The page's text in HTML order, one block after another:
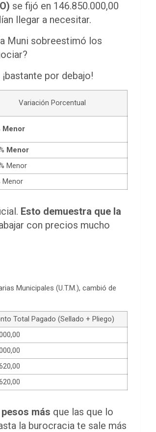
se fijó en 146.850.000,00
llegar a necesitar.
Muni sobreestimó los
por debajo!
Variación Porcentual
Menor
Menor
Menor
Menor
Esto demuestra que la
con precios mucho
Municipales (U.T.M.), cambió de
Total Pagado (Sellado + Pliego)
más que las que lo
la burocracia te sale más